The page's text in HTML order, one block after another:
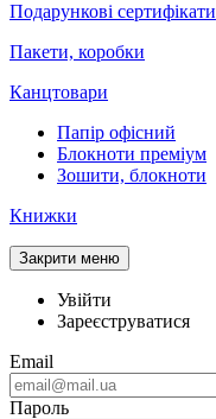
Подарункові сертифікати
Пакети, коробки
Канцтовари
Папір офісний
Блокноти преміум
Зошити, блокноти
Книжки
Закрити меню
Увійти
Зареєструватися
Email
Пароль